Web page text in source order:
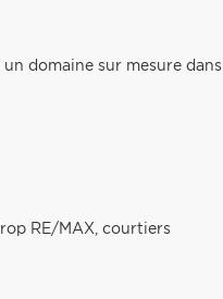
domaine sur mesure dans
RE/MAX, courtiers